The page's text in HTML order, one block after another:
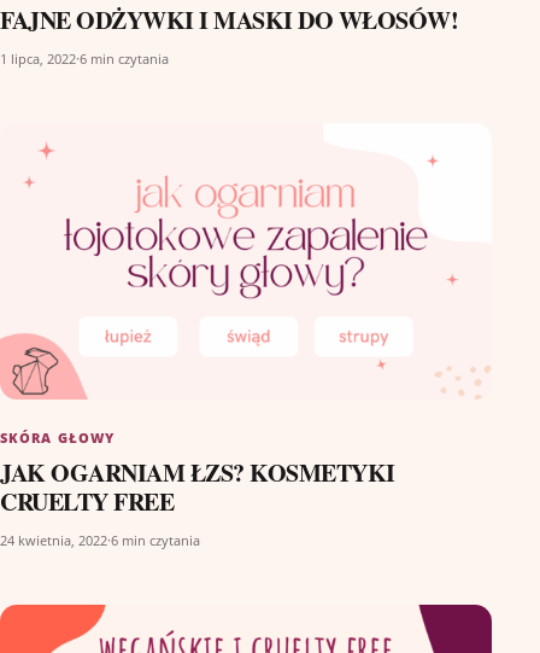
FAJNE ODŻYWKI I MASKI DO WŁOSÓW!
1 lipca, 2022·6 min czytania
SKÓRA GŁOWY
JAK OGARNIAM ŁZS? KOSMETYKI
CRUELTY FREE
24 kwietnia, 2022·6 min czytania